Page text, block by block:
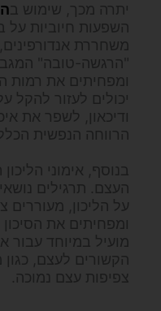
יתרה מכך, שימוש ב
השפעות חיוביות על
משחררת אנדורפינים,
"הרגשה-טובה"
ומפחיתים את רמות
יכולים לעזור להקל
ודיכאון, לשפר את
הרווחה הנפשית
בנוסף, אימוני
העצם. תרגילים
על הליכון, מעוררים
ומפחיתים את
מועיל במיוחד עבור
הקשורים לעצם,
צפיפות עצם נמוכה.